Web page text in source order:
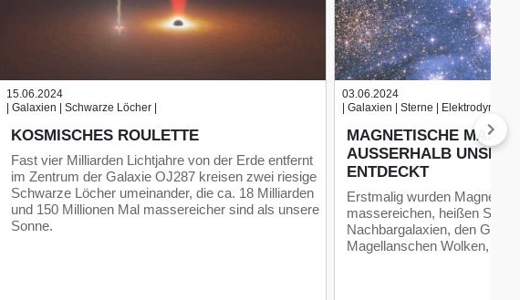
15.06.2024
| Galaxien | Schwarze Löcher |
KOSMISCHES ROULETTE
Fast vier Milliarden Lichtjahre von der Erde entfernt
im Zentrum der Galaxie OJ287 kreisen zwei riesige
Schwarze Löcher umeinander, die ca. 18 Milliarden
und 150 Millionen Mal massereicher sind als unsere
Sonne.
03.06.2024
| Galaxien | Sterne | Elektrodynamik
MAGNETISCHE
AUSSERHALB
NTDECKT
Erstmalig wurden
massereichen, heißen
Nachbargalaxien, den
Magellanschen Wolken,